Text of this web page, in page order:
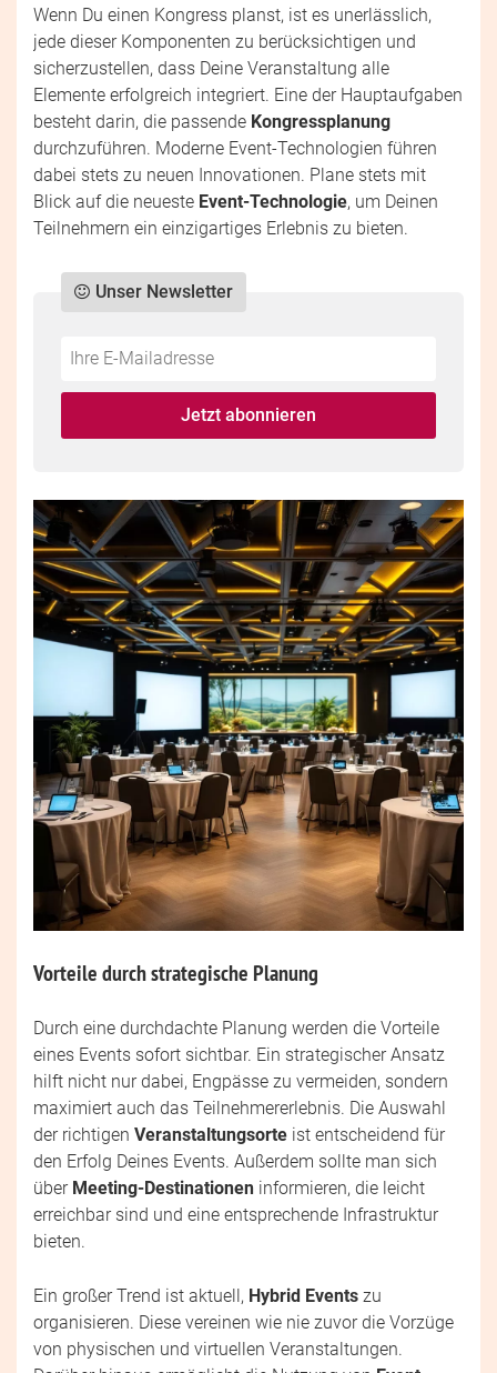
Wenn Du einen Kongress planst, ist es unerlässlich,
jede dieser Komponenten zu berücksichtigen und
sicherzustellen, dass Deine Veranstaltung alle
Elemente erfolgreich integriert. Eine der Hauptaufgaben
besteht darin, die passende Kongressplanung
durchzuführen. Moderne Event-Technologien führen
dabei stets zu neuen Innovationen. Plane stets mit
Blick auf die neueste Event-Technologie, um Deinen
Teilnehmern ein einzigartiges Erlebnis zu bieten.
Do
fill
Unser Newsletter
*Ihre
Mailadresse:
Jetzt abonnieren
Vorteile durch strategische Planung
Durch eine durchdachte Planung werden die Vorteile
eines Events sofort sichtbar. Ein strategischer Ansatz
hilft nicht nur dabei, Engpässe zu vermeiden, sondern
maximiert auch das Teilnehmererlebnis. Die Auswahl
der richtigen Veranstaltungsorte ist entscheidend für
den Erfolg Deines Events. Außerdem sollte man sich
über Meeting-Destinationen informieren, die leicht
erreichbar sind und eine entsprechende Infrastruktur
bieten.
Ein großer Trend ist aktuell, Hybrid Events zu
organisieren. Diese vereinen wie nie zuvor die Vorzüge
von physischen und virtuellen Veranstaltungen.